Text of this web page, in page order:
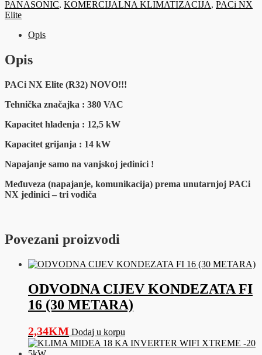
PANASONIC, KOMERCIJALNA KLIMATIZACIJA, PACi NX
Elite
Opis
Opis
PACi NX Elite (R32) NOVO!!!
Tehnička značajka : 380 VAC
Kapacitet hlađenja : 12,5 kW
Kapacitet grijanja : 14 kW
Napajanje samo na vanjskoj jedinici !
Međuveza (napajanje, komunikacija) prema unutarnjoj PACi
NX jedinici – tri vodiča
Povezani proizvodi
ODVODNA CIJEV KONDEZATA FI
16 (30 METARA)
2,34KM Dodaj u korpu